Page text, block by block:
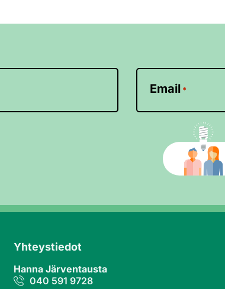
Email *
Yhteystiedot
Hanna Järventausta
040 591 9728